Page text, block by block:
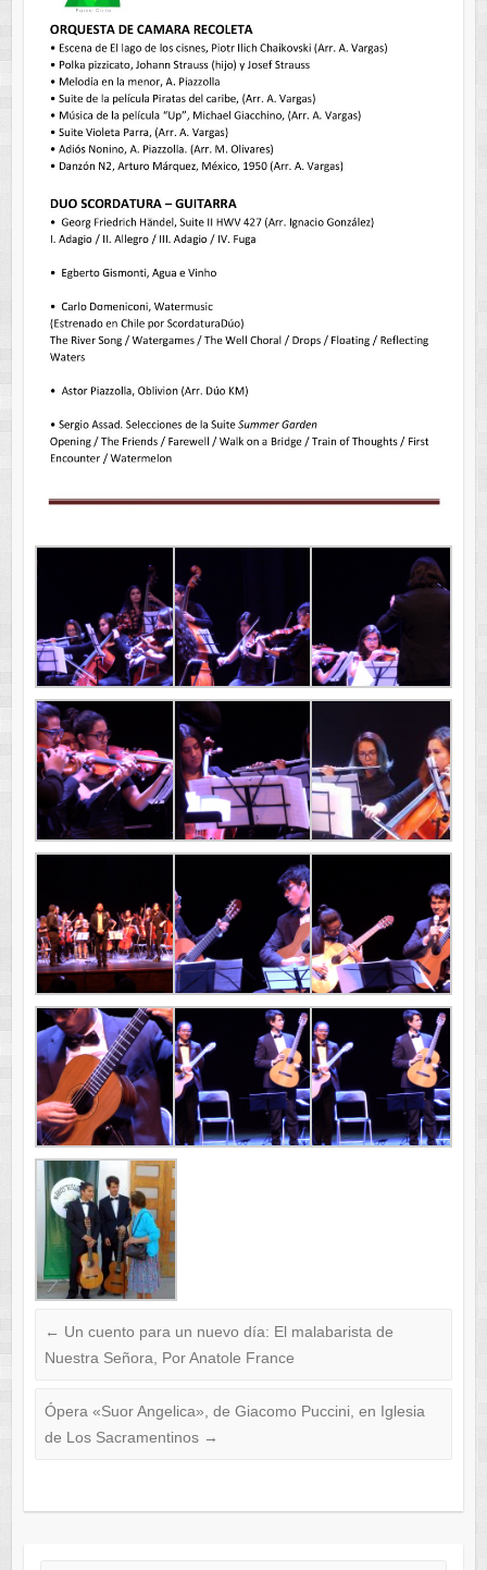
← Un cuento para un nuevo día: El malabarista de
Nuestra Señora, Por Anatole France
Ópera «Suor Angelica», de Giacomo Puccini, en Iglesia
de Los Sacramentinos →